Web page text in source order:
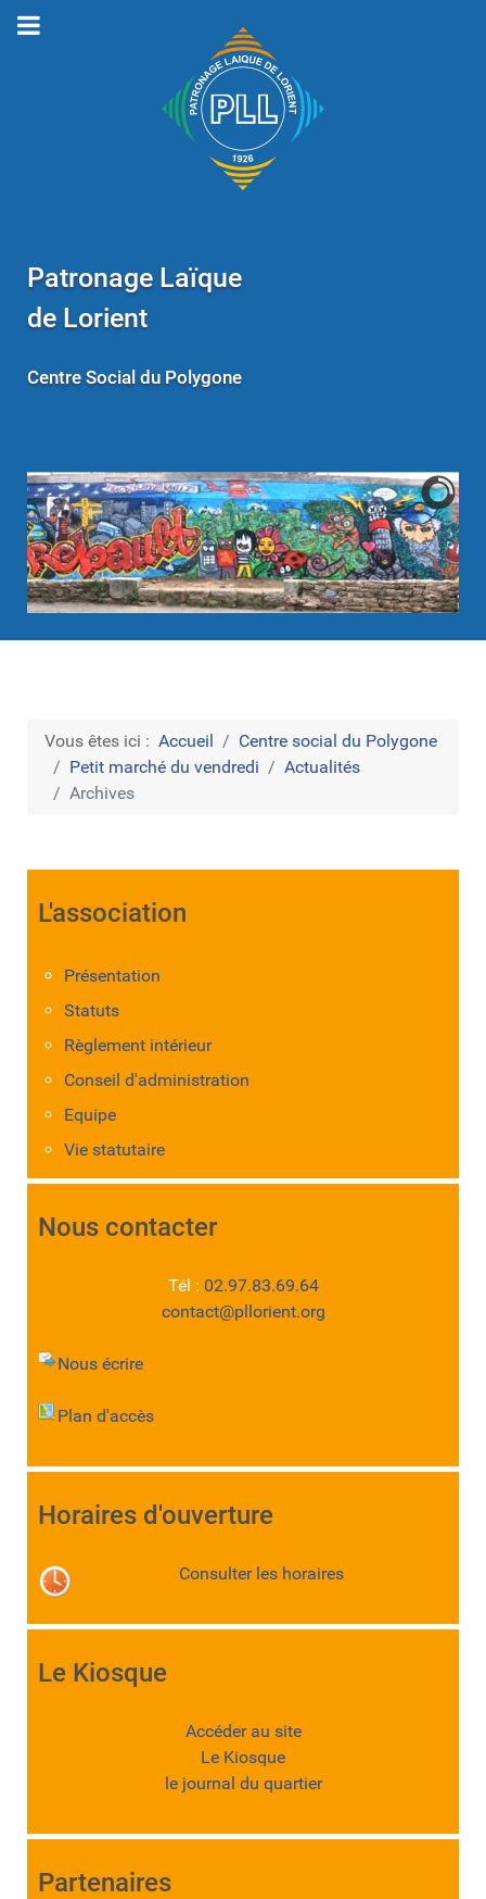
Patronage Laïque
de Lorient
Centre Social du Polygone
Vous êtes ici : Accueil
Centre social du Polygone
Petit marché du vendredi
Actualités
Archives
L'association
Présentation
Statuts
Règlement intérieur
Conseil d'administration
Equipe
Vie statutaire
Nous contacter
Tél : 02.97.83.69.64
contact@pllorient.org
Nous écrire
Plan d'accès
Horaires d'ouverture
Consulter les horaires
Le Kiosque
Accéder au site
Le Kiosque
le journal du quartier
Partenaires